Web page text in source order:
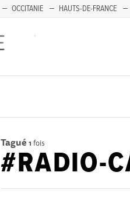
OCCITANIE HAUTS-DE-FRANCE
Tagué 1 fois
#RADIO-